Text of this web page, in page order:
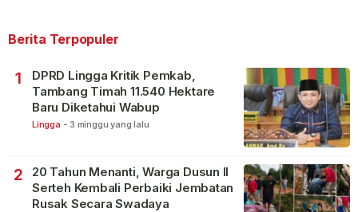
Berita Terpopuler
1
DPRD Lingga Kritik Pemkab,
Tambang Timah 11.540 Hektare
Baru Diketahui Wabup
Lingga - 3 minggu yang lalu
2
20 Tahun Menanti, Warga Dusun II
Serteh Kembali Perbaiki Jembatan
Rusak Secara Swadaya